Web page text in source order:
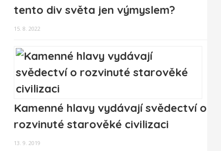
tento div světa jen výmyslem?
15. 8. 2022
Kamenné hlavy vydávají svědectví o
rozvinuté starověké civilizaci
13. 9. 2019